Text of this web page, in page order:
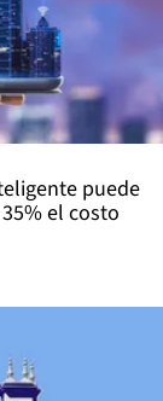
puede
el costo